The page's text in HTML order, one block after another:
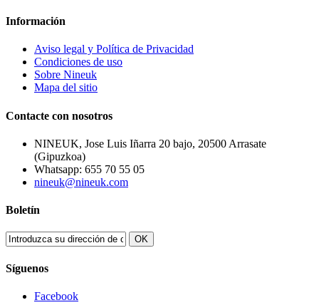
Información
Aviso legal y Política de Privacidad
Condiciones de uso
Sobre Nineuk
Mapa del sitio
Contacte con nosotros
NINEUK, Jose Luis Iñarra 20 bajo, 20500 Arrasate
(Gipuzkoa)
Whatsapp: 655 70 55 05
nineuk@nineuk.com
Boletín
OK
Síguenos
Facebook